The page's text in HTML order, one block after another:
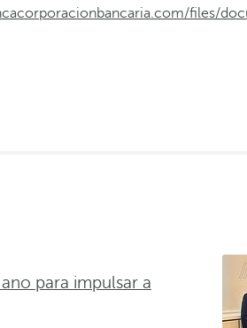
files/
para impulsar a